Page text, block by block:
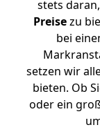
stets
Preisezu
bei
setzen wir
bieten. Ob
oder ein